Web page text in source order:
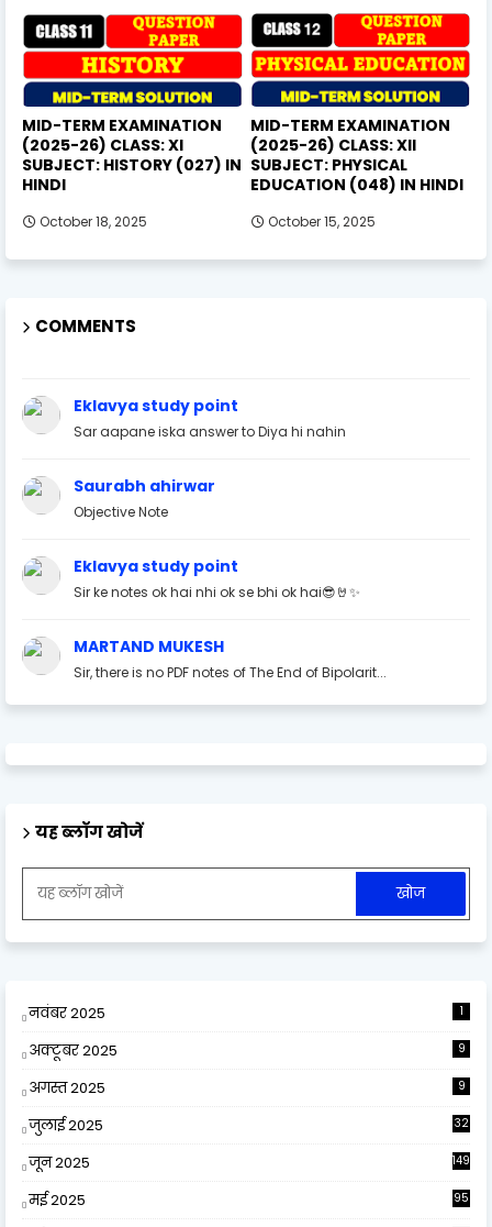
MID-TERM EXAMINATION
(2025-26) CLASS: XI
SUBJECT: HISTORY (027) IN
HINDI
October 18, 2025
MID-TERM EXAMINATION
(2025-26) CLASS: XII
SUBJECT: PHYSICAL
EDUCATION (048) IN HINDI
October 15, 2025
COMMENTS
Eklavya study point
Sar aapane iska answer to Diya hi nahin
Saurabh ahirwar
Objective Note
Eklavya study point
Sir ke notes ok hai nhi ok se bhi ok hai😎🤘✨
MARTAND MUKESH
Sir, there is no PDF notes of The End of Bipolarit...
यह ब्लॉग खोजें
नवंबर 2025 1
अक्टूबर 2025 9
अगस्त 2025 9
जुलाई 2025 32
जून 2025 149
मई 2025 95